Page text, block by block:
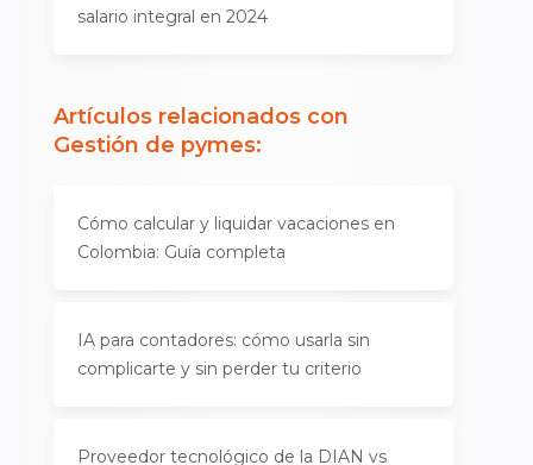
salario integral en 2024
Artículos relacionados con
Gestión de pymes:
Cómo calcular y liquidar vacaciones en
Colombia: Guía completa
IA para contadores: cómo usarla sin
complicarte y sin perder tu criterio
Proveedor tecnológico de la DIAN vs